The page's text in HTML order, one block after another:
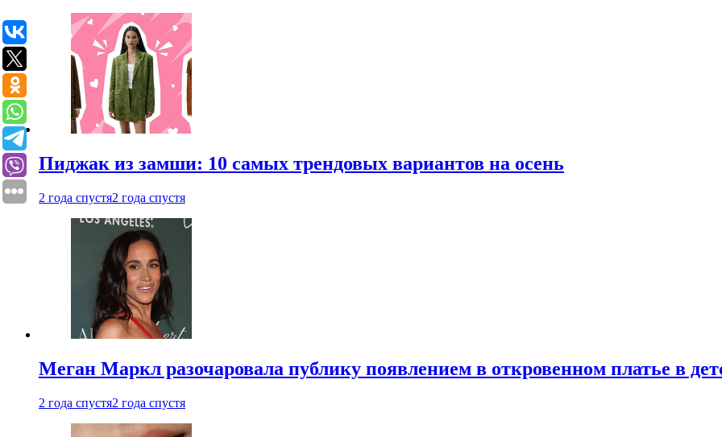
Пиджак из замши: 10 самых трендовых вариантов на осень
2 года спустя2 года спустя
Меган Маркл разочаровала публику появлением в откровенном платье в
2 года спустя2 года спустя